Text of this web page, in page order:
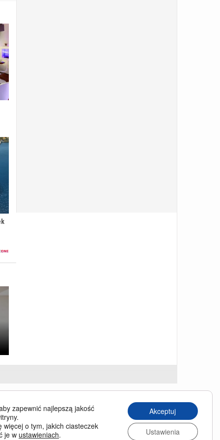
TRAVELLER
Traveller in English
wydań
zapewnić najlepszą jakość
więcej o tym, jakich ciasteczek
je w ustawieniach.
Akceptuj
Ustawienia